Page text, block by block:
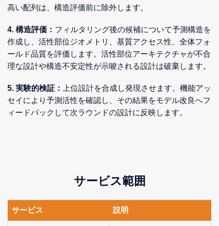
高い配列は、構造評価前に除外します。
4. 構造評価： フィルタリング後の候補について予測構造を
作成し、活性部位ジオメトリ、基質アクセス性、全体フォ
ールド品質を評価します。活性部位アーキテクチャが不合
理な設計や構造不安定性が示唆される設計は破棄します。
5. 実験的検証：
上位設計を合成し発現させます。機能アッ
セイにより予測活性を確認し、その結果をモデル改良へフ
ィードバックして次ラウンドの設計に反映します。
サービス範囲
サービス 説明